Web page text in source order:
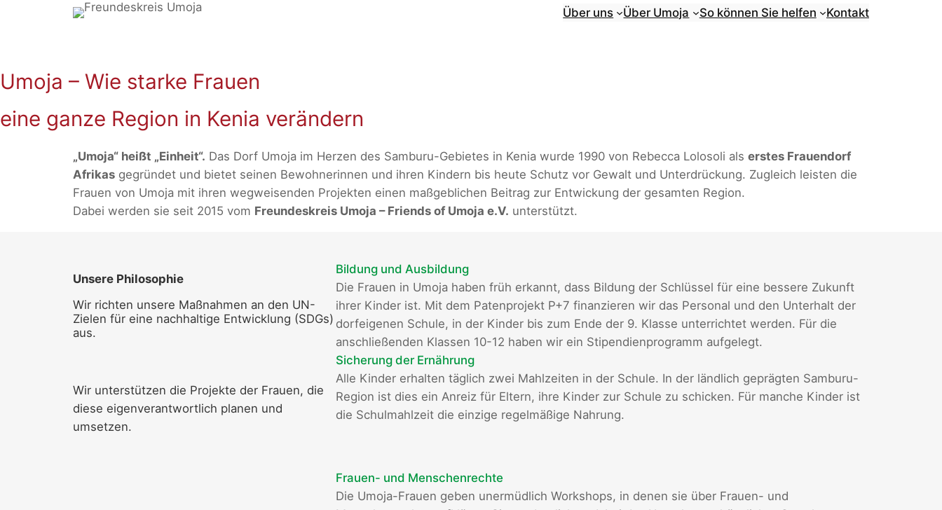
Über uns Über Umoja So können Sie helfen Kontakt
Umoja – Wie starke Frauen
eine ganze Region in Kenia verändern
„Umoja“ heißt „Einheit“. Das Dorf Umoja im Herzen des Samburu-Gebietes in Kenia wurde 1990 von Rebecca Lolosoli als erstes Frauendorf
Afrikas gegründet und bietet seinen Bewohnerinnen und ihren Kindern bis heute Schutz vor Gewalt und Unterdrückung. Zugleich leisten die
Frauen von Umoja mit ihren wegweisenden Projekten einen maßgeblichen Beitrag zur Entwickung der gesamten Region.
Dabei werden sie seit 2015 vom Freundeskreis Umoja – Friends of Umoja e.V. unterstützt.
Unsere Philosophie
Wir richten unsere Maßnahmen an den UN-
Zielen für eine nachhaltige Entwicklung (SDGs)
aus.
Wir unterstützen die Projekte der Frauen, die
diese eigenverantwortlich planen und
umsetzen.
Bildung und Ausbildung
Die Frauen in Umoja haben früh erkannt, dass Bildung der Schlüssel für eine bessere Zukunft
ihrer Kinder ist. Mit dem Patenprojekt P+7 finanzieren wir das Personal und den Unterhalt der
dorfeigenen Schule, in der Kinder bis zum Ende der 9. Klasse unterrichtet werden. Für die
anschließenden Klassen 10-12 haben wir ein Stipendienprogramm aufgelegt.
Sicherung der Ernährung
Alle Kinder erhalten täglich zwei Mahlzeiten in der Schule. In der ländlich geprägten Samburu-
Region ist dies ein Anreiz für Eltern, ihre Kinder zur Schule zu schicken. Für manche Kinder ist
die Schulmahlzeit die einzige regelmäßige Nahrung.
Frauen- und Menschenrechte
Die Umoja-Frauen geben unermüdlich Workshops, in denen sie über Frauen- und